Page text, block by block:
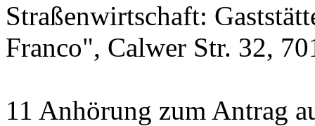
Straßenwirtschaft:
Franco", Calwer Str. 32,
11 Anhörung zum Antrag